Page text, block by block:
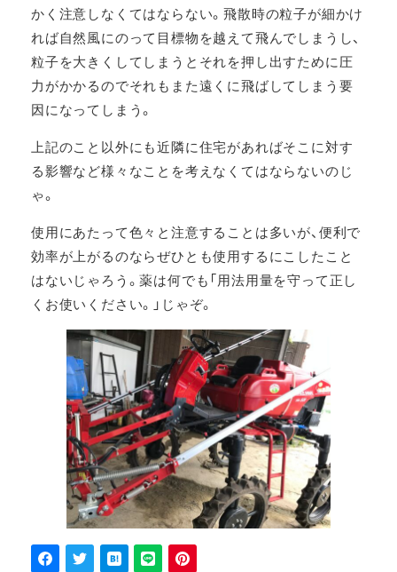
かく注意しなくてはならない。飛散時の粒子が細かけ
れば自然風にのって目標物を越えて飛んでしまうし、
粒子を大きくしてしまうとそれを押し出すために圧
力がかかるのでそれもまた遠くに飛ばしてしまう要
因になってしまう。
上記のこと以外にも近隣に住宅があればそこに対す
る影響など様々なことを考えなくてはならないのじ
ゃ。
使用にあたって色々と注意することは多いが、便利で
効率が上がるのならぜひとも使用するにこしたこと
はないじゃろう。薬は何でも「用法用量を守って正し
くお使いください。」じゃぞ。